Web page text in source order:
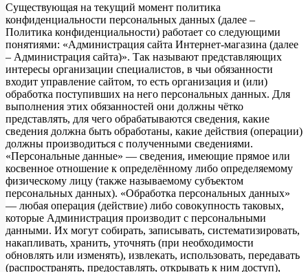
Существующая на текущий момент политика
конфиденциальности персональных данных (далее –
Политика конфиденциальности) работает со следующими
понятиями: «Администрация сайта Интернет-магазина (далее
– Администрация сайта)». Так называют представляющих
интересы организации специалистов, в чьи обязанности
входит управление сайтом, то есть организация и (или)
обработка поступивших на него персональных данных. Для
выполнения этих обязанностей они должны чётко
представлять, для чего обрабатываются сведения, какие
сведения должна быть обработаны, какие действия (операции)
должны производиться с полученными сведениями.
«Персональные данные» — сведения, имеющие прямое или
косвенное отношение к определённому либо определяемому
физическому лицу (также называемому субъектом
персональных данных). «Обработка персональных данных»
— любая операция (действие) либо совокупность таковых,
которые Администрация производит с персональными
данными. Их могут собирать, записывать, систематизировать,
накапливать, хранить, уточнять (при необходимости
обновлять или изменять), извлекать, использовать, передавать
(распространять, предоставлять, открывать к ним доступ),